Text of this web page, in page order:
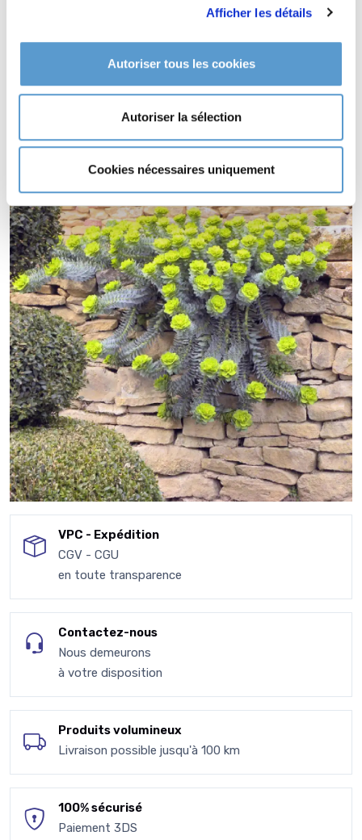
Afficher les détails
Autoriser tous les cookies
Autoriser la sélection
Cookies nécessaires uniquement
EUPHORBIA
myrsinites
EUPHORBIA myrsinites supporte le climat maritime.
EUPHORBIA myrsinites supporte le vent.
EUPHORBIA myrsinites s'utilise en couvre-sol.
VPC - Expédition
CGV - CGU
en toute transparence
Contactez-nous
Nous demeurons
à votre disposition
Produits volumineux
Livraison possible jusqu'à 100 km
100% sécurisé
Paiement 3DS